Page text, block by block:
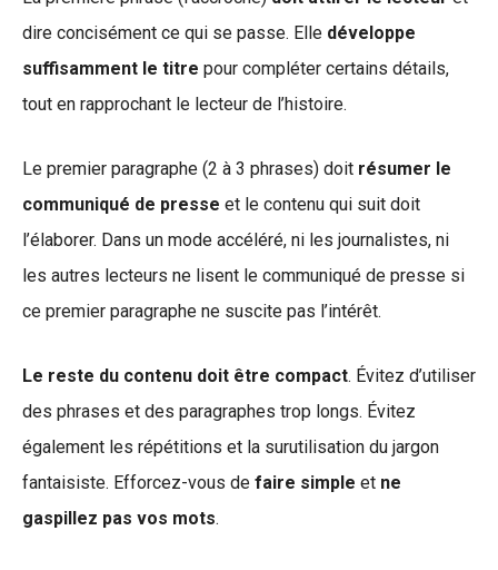
dire concisément ce qui se passe. Elle développe
suffisamment le titre pour compléter certains détails,
tout en rapprochant le lecteur de l’histoire.
Le premier paragraphe (2 à 3 phrases) doit résumer le
communiqué de presse et le contenu qui suit doit
l’élaborer. Dans un mode accéléré, ni les journalistes, ni
les autres lecteurs ne lisent le communiqué de presse si
ce premier paragraphe ne suscite pas l’intérêt.
Le reste du contenu doit être compact. Évitez d’utiliser
des phrases et des paragraphes trop longs. Évitez
également les répétitions et la surutilisation du jargon
fantaisiste. Efforcez-vous de faire simple et ne
gaspillez pas vos mots.